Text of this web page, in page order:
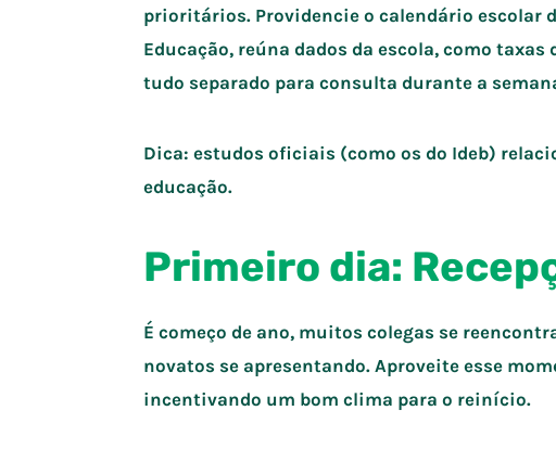
prioritários. Providencie o calendário escolar
Educação, reúna dados da escola, como
tudo separado para consulta durante a
Dica: estudos oficiais (como os do Ideb)
educação.
Primeiro dia:
É começo de ano, muitos colegas se
novatos se apresentando. Aproveite esse
incentivando um bom clima para o reinício.